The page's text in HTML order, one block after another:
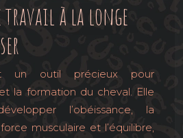
travail à la longe
un outil précieux pour
la formation du cheval. Elle
l’obéissance, la
musculaire et l’équilibre,